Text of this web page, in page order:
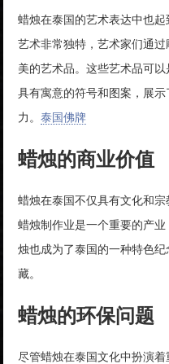
蜡烛在泰国的艺术表达中也
艺术非常独特，艺术家们通
美的艺术品。这些艺术品可
具有寓意的符号和图案，展
力。泰国佛牌
蜡烛的商业价值
蜡烛在泰国不仅具有文化和
蜡烛制作业是一个重要的产
烛也成为了泰国的一种特色
藏。
蜡烛的环保问题
尽管蜡烛在泰国文化中扮演